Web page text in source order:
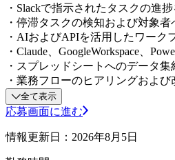
・Slackで指示されたタスクの進
・停滞タスクの検知および対象
・AIおよびAPIを活用したワーク
・Claude、GoogleWorkspace、
・スプレッドシートへのデータ
・業務フローのヒアリングおよ
全て表示
応募画面に進む
情報更新日：2026年8月5日